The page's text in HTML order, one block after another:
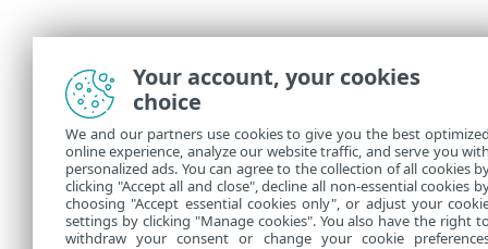
Your account, your cookies
choice
We and our partners use cookies to give you the best
online experience, analyze our website traffic, and serve you
personalized ads. You can agree to the collection of all cookies
clicking "Accept all and close", decline all non-essential cookies
choosing "Accept essential cookies only", or adjust your
settings by clicking "Manage cookies". You also have the right
withdraw your consent or change your cookie